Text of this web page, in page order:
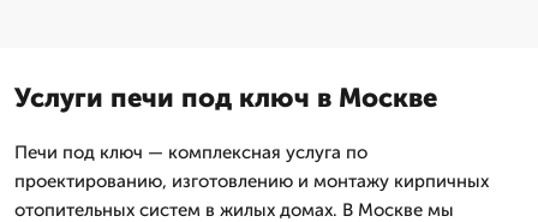
Услуги печи под ключ в Москве
Печи под ключ — комплексная услуга по
проектированию, изготовлению и монтажу кирпичных
отопительных систем в жилых домах. В Москве мы